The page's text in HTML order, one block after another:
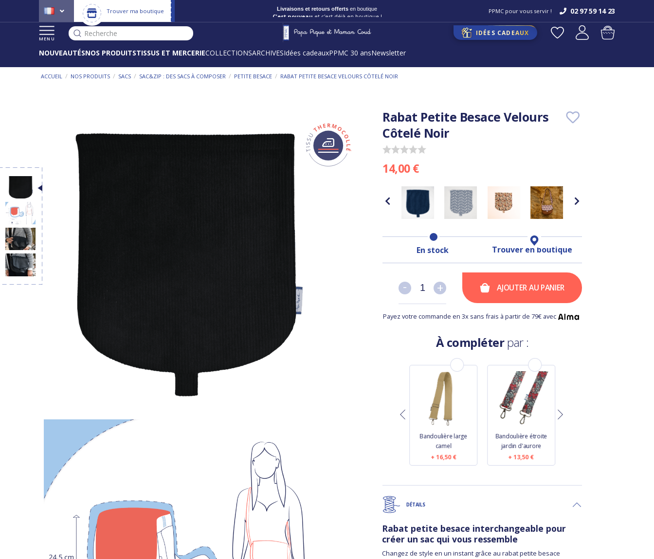
Trouver ma boutique C'est nouveau et c'est déjà en boutique ! PPMC pour vous servir ! 02 97 59 14 23
MENU
Recherche IDÉES CADEAUX
NOUVEAUTÉSNOS PRODUITSTISSUS ET MERCERIECOLLECTIONSARCHIVESIdées cadeauxPPMC 30 ansNewsletter
ACCUEIL / NOS PRODUITS / SACS / SAC&ZIP : DES SACS À COMPOSER / PETITE BESACE / RABAT PETITE BESACE VELOURS CÔTELÉ NOIR
Rabat Petite Besace Velours
Côtelé Noir
14,00 €
En stock Trouver en boutique
+
- +
- AJOUTER AU PANIER
Payez votre commande en 3x sans frais à partir de 79€ avec
À compléterpar :
16,50 €
Bandoulière large
camel
16,50 €
Bandoulière étroite
jardin d'aurore
13,50 €
DÉTAILS
Rabat petite besace interchangeable pour
créer un sac qui vous ressemble
Changez de style en un instant grâce au rabat petite besace